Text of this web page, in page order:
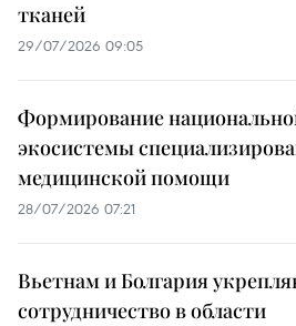
тканей
29/07/2026 09:05
Формирование
экосистемы
медицинской помощи
28/07/2026 07:21
Вьетнам и Болгария
сотрудничество в области